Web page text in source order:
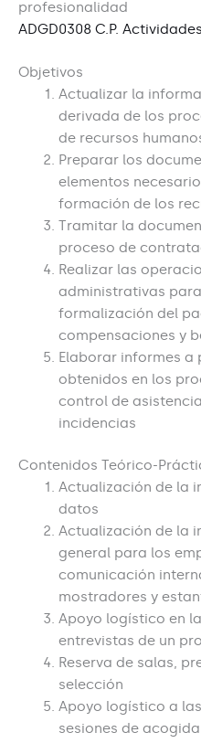
profesionalidad
ADGD0308 C.P.
Objetivos
Actualizar la
derivada de los
de recursos
Preparar los
elementos
formación de los
Tramitar la
proceso de
Realizar las
administrativas
formalización del
compensaciones y
Elaborar informes a
obtenidos en los
control de
incidencias
Contenidos Teórico-
Actualización de la
datos
Actualización de la
general para los
comunicación
mostradores y
Apoyo logístico en
entrevistas de un
Reserva de salas,
selección
Apoyo logístico a
sesiones de acogida